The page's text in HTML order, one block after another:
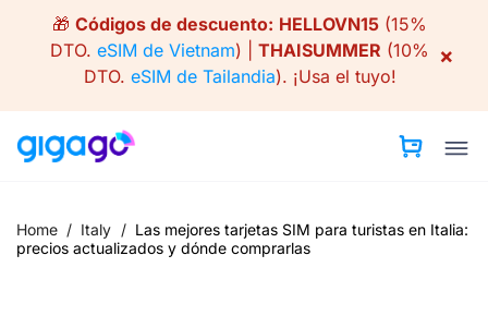
🎁 Códigos de descuento: HELLOVN15 (15%
DTO. eSIM de Vietnam) | THAISUMMER (10%
DTO. eSIM de Tailandia). ¡Usa el tuyo!
×
Home / Italy / Las mejores tarjetas SIM para turistas en Italia:
precios actualizados y dónde comprarlas